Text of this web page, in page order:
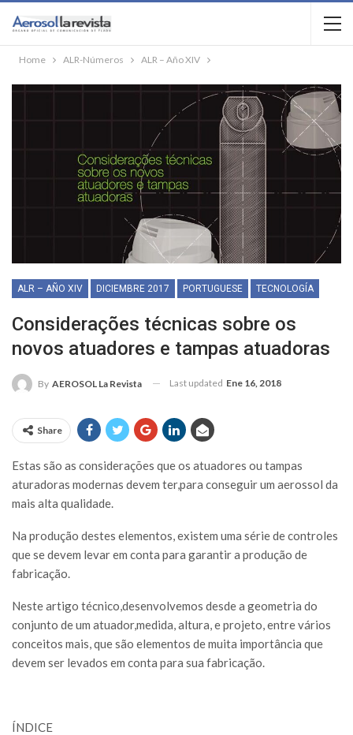
Home ALR-Números ALR – Año XIV
ALR – AÑO XIV DICIEMBRE 2017 PORTUGUESE TECNOLOGÍA
Considerações técnicas sobre os
novos atuadores e tampas atuadoras
By AEROSOL La Revista Last updated Ene 16, 2018
Share
Estas são as considerações que os atuadores ou tampas
aturadoras modernas devem ter,para conseguir um aerossol da
mais alta qualidade.
Na produção destes elementos, existem uma série de controles
que se devem levar em conta para garantir a produção de
fabricação.
Neste artigo técnico,desenvolvemos desde a geometria do
conjunto de um atuador,medida, altura, e projeto, entre vários
conceitos mais, que são elementos de muita importância que
devem ser levados em conta para sua fabricação.
ÍNDICE